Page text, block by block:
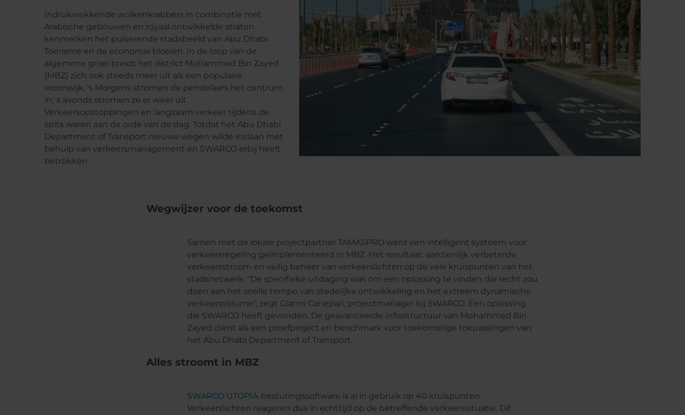
Indrukwekkende wolkenkrabbers in combinatie met
Arabische gebouwen en royaal ontwikkelde straten
kenmerken het pulserende stadsbeeld van Abu Dhabi.
Toerisme en de economie bloeien. In de loop van de
algemene groei breidt het district Mohammed Bin Zayed
(MBZ) zich ook steeds meer uit als een populaire
woonwijk. 's Morgens stromen de pendelaars het centrum
in,' s avonds stromen ze er weer uit.
Verkeersopstoppingen en langzaam verkeer tijdens de
spits waren aan de orde van de dag. Totdat het Abu Dhabi
Department of Transport nieuwe wegen wilde inslaan met
behulp van verkeersmanagement en SWARCO erbij heeft
betrokken.
Wegwijzer voor de toekomst
Samen met de lokale projectpartner TAMASPRO werd een intelligent systeem voor
verkeersregeling geïmplementeerd in MBZ. Het resultaat: aanzienlijk verbeterde
verkeersstroom en veilig beheer van verkeerslichten op de vele kruispunten van het
stadsnetwerk. "De specifieke uitdaging was om een oplossing te vinden die recht zou
doen aan het snelle tempo van stedelijke ontwikkeling en het extreem dynamische
verkeersvolume", zegt Gianni Canepari, projectmanager bij SWARCO. Een oplossing
die SWARCO heeft gevonden. De geavanceerde infrastructuur van Mohammed Bin
Zayed dient als een proefproject en benchmark voor toekomstige toepassingen van
het Abu Dhabi Department of Transport.
Alles stroomt in MBZ
SWARCO UTOPIA-besturingssoftware is al in gebruik op 40 kruispunten.
Verkeerslichten reageren dus in echttijd op de betreffende verkeerssituatie. Dit